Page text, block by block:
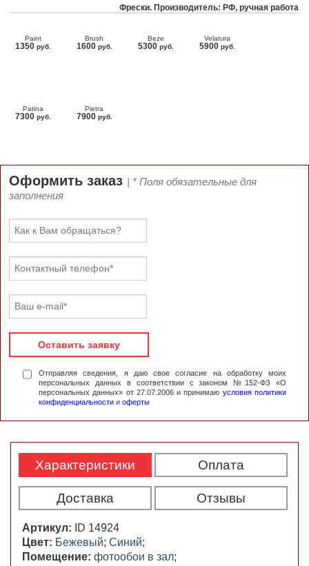
Фрески. Производитель: РФ, ручная работа
Paint
1350 руб.
Brush
1600 руб.
Beze
5300 руб.
Velatura
5900 руб.
Patina
7300 руб.
Pietra
7900 руб.
Оформить заказ | * Поля обязательные для
заполнения
Оставить заявку
Отправляя сведения, я даю свое согласие на обработку моих
персональных данных в соответствии с законом №152-ФЗ «О
персональных данных» от 27.07.2006 и принимаю условия политики
конфиденциальности и оферты
Характеристики Оплата
Доставка Отзывы
Артикул:
ID 14924
Цвет: Бежевый; Синий;
Помещение: фотообои в зал;